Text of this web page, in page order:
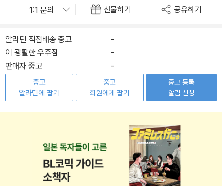
선물하기 공유하기
알라딘 직접배송 중고
-
이 광활한 우주점
-
판매자 중고
-
중고
알라딘에 팔기
중고
회원에게 팔기
중고 등록
알림 신청